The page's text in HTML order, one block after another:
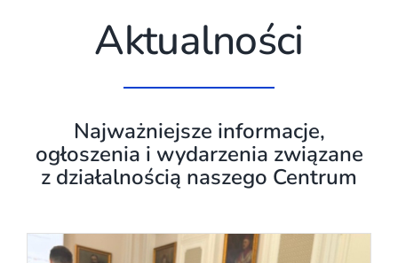
Aktualności
Najważniejsze informacje,
ogłoszenia i wydarzenia związane
z działalnością naszego Centrum